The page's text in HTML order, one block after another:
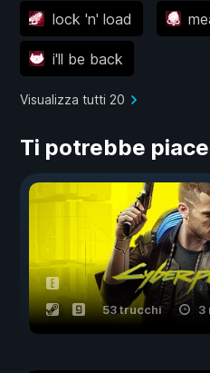
lock 'n' load
i'll be back
Visualizza tutti 20
Ti potrebbe
53 trucchi 3